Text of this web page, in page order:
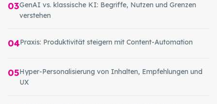
03GenAI vs. klassische KI: Begriffe, Nutzen und Grenzen
verstehen
04Praxis: Produktivität steigern mit Content-Automation
05Hyper-Personalisierung von Inhalten, Empfehlungen und
UX